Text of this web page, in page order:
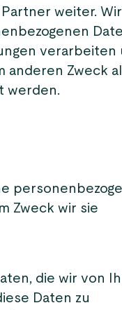
weiter. Wir
verarbeiten
anderen Zweck
werden.
Zweck wir sie
die wir von
Daten zu